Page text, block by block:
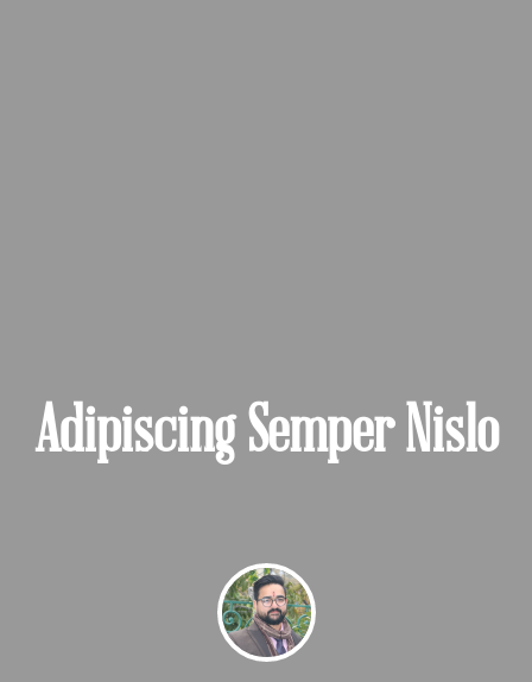
Adipiscing Semper Nislo